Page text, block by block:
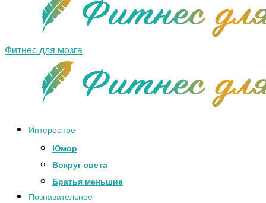
Фитнес для мозга
Интересное
Юмор
Вокруг света
Братья меньшие
Познавательное